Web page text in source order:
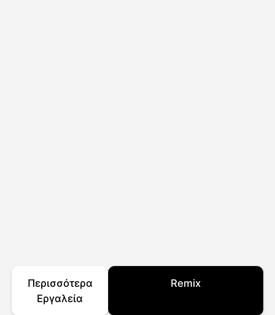
Περισσότερα
Εργαλεία
Remix